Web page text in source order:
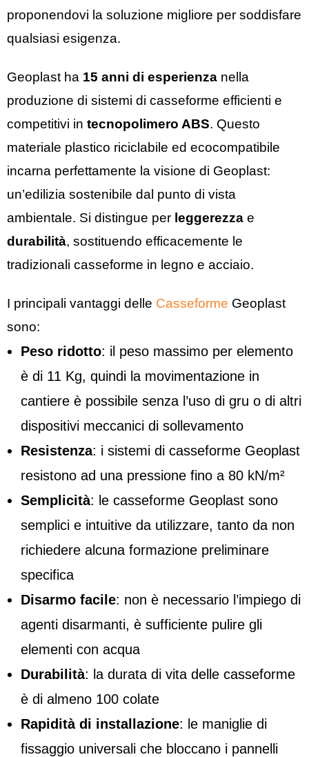
proponendovi la soluzione migliore per soddisfare
qualsiasi esigenza.
Geoplast ha 15 anni di esperienza nella
produzione di sistemi di casseforme efficienti e
competitivi in tecnopolimero ABS. Questo
materiale plastico riciclabile ed ecocompatibile
incarna perfettamente la visione di Geoplast:
un’edilizia sostenibile dal punto di vista
ambientale. Si distingue per leggerezza e
durabilità, sostituendo efficacemente le
tradizionali casseforme in legno e acciaio.
I principali vantaggi delle Casseforme Geoplast
sono:
Peso ridotto: il peso massimo per elemento
è di 11 Kg, quindi la movimentazione in
cantiere è possibile senza l’uso di gru o di altri
dispositivi meccanici di sollevamento
Resistenza: i sistemi di casseforme Geoplast
resistono ad una pressione fino a 80 kN/m²
Semplicità: le casseforme Geoplast sono
semplici e intuitive da utilizzare, tanto da non
richiedere alcuna formazione preliminare
specifica
Disarmo facile: non è necessario l’impiego di
agenti disarmanti, è sufficiente pulire gli
elementi con acqua
Durabilità: la durata di vita delle casseforme
è di almeno 100 colate
Rapidità di installazione: le maniglie di
fissaggio universali che bloccano i pannelli